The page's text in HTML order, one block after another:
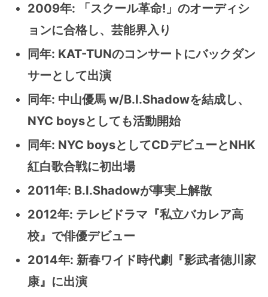
2009年: 「スクール革命!」のオーディシ
ョンに合格し、芸能界入り
同年: KAT-TUNのコンサートにバックダン
サーとして出演
同年: 中山優馬 w/B.I.Shadowを結成し、
NYC boysとしても活動開始
同年: NYC boysとしてCDデビューとNHK
紅白歌合戦に初出場
2011年: B.I.Shadowが事実上解散
2012年: テレビドラマ『私立バカレア高
校』で俳優デビュー
2014年: 新春ワイド時代劇『影武者徳川家
康』に出演